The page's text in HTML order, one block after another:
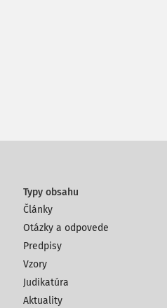
Typy obsahu
Články
Otázky a odpovede
Predpisy
Vzory
Judikatúra
Aktuality